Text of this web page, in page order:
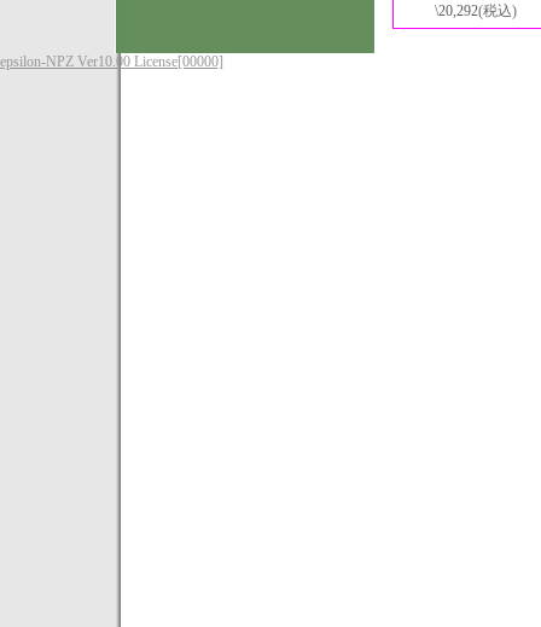
\20,292(税込)
epsilon-NPZ Ver10.00 License[00000]